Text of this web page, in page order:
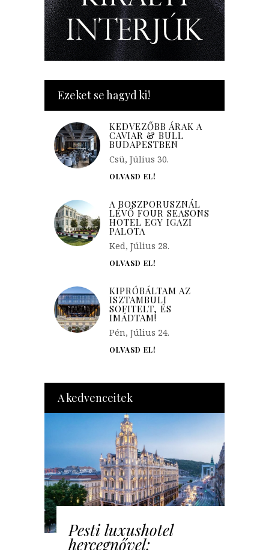
Ezeket se hagyd ki!
KEDVEZŐBB ÁRAK A
CAVIAR & BULL
BUDAPESTBEN
Csü, Július 30.
OLVASD EL!
A BOSZPORUSZNÁL
LÉVŐ FOUR SEASONS
HOTEL EGY IGAZI
PALOTA
Ked, Július 28.
OLVASD EL!
KIPRÓBÁLTAM AZ
ISZTAMBULI
SOFITELT, ÉS
IMÁDTAM!
Pén, Július 24.
OLVASD EL!
A kedvenceitek
Pesti luxushotel
hercegnővel: